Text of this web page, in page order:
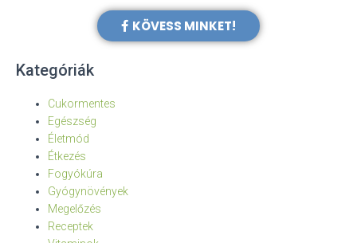
KÖVESS MINKET!
Kategóriák
Cukormentes
Egészség
Életmód
Étkezés
Fogyókúra
Gyógynövények
Megelőzés
Receptek